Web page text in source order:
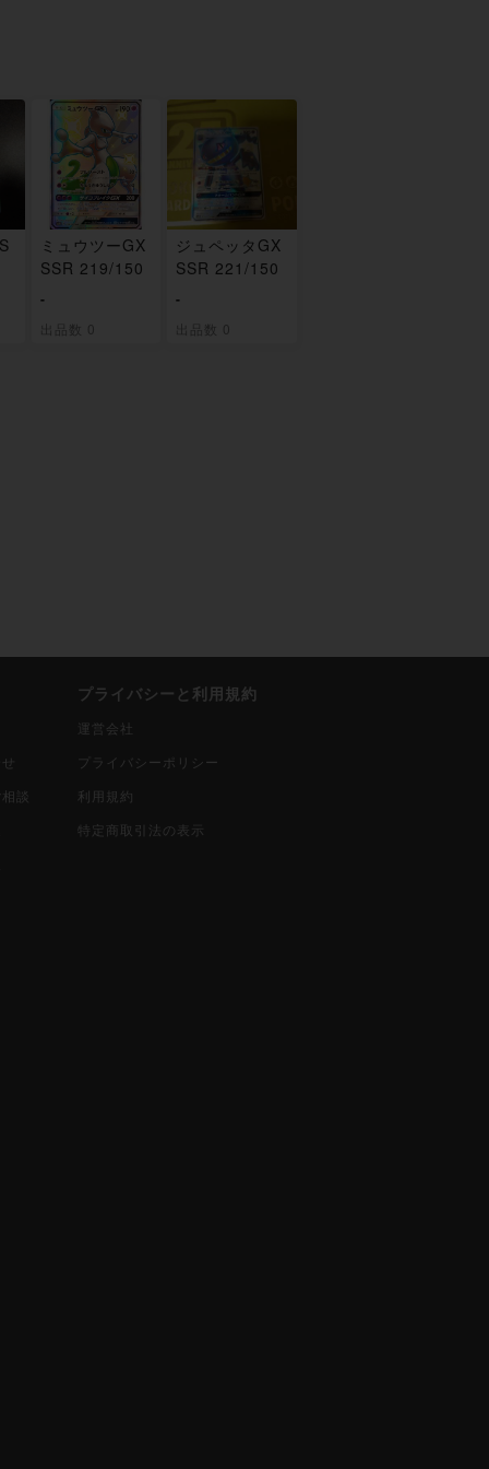
ミュウツーGX
SSR 219/150
-
出品数 0
ジュペッタGX
SSR 221/150
-
出品数 0
談
プライバシーと利用規約
運営会社
プライバシーポリシー
利用規約
特定商取引法の表示